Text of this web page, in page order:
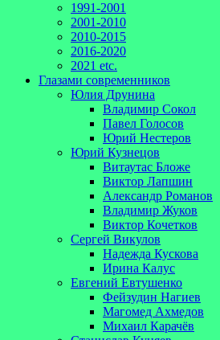
1991-2001
2001-2010
2010-2015
2016-2020
2021 etc.
Глазами современников
Юлия Друнина
Владимир Сокол
Павел Голосов
Юрий Нестеров
Юрий Кузнецов
Витаутас Бложе
Виктор Лапшин
Александр Романов
Владимир Жуков
Виктор Кочетков
Сергей Викулов
Надежда Кускова
Ирина Калус
Евгений Евтушенко
Фейзудин Нагиев
Магомед Ахмедов
Михаил Карачёв